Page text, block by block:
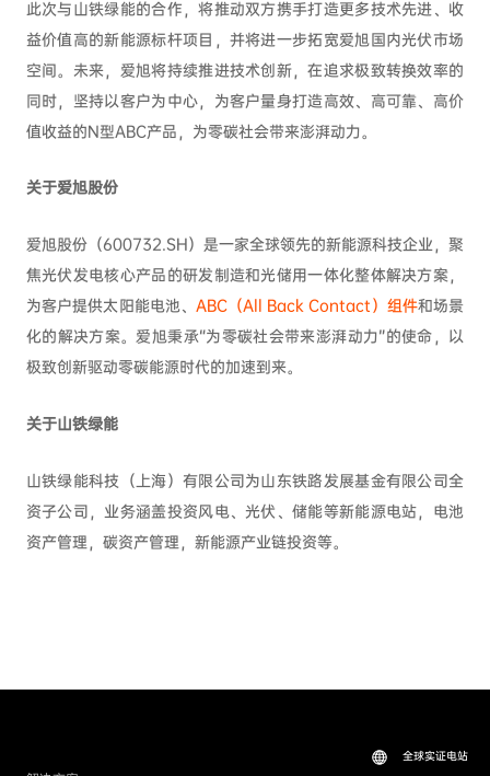
此次与山铁绿能的合作，将推动双方携手打造更多技术先进、收
益价值高的新能源标杆项目，并将进一步拓宽爱旭国内光伏市场
空间。未来，爱旭将持续推进技术创新，在追求极致转换效率的
同时，坚持以客户为中心，为客户量身打造高效、高可靠、高价
值收益的N型ABC产品，为零碳社会带来澎湃动力。
关于爱旭股份
爱旭股份（600732.SH）是一家全球领先的新能源科技企业，聚
焦光伏发电核心产品的研发制造和光储用一体化整体解决方案，
为客户提供太阳能电池、ABC（All Back Contact）组件和场景
化的解决方案。爱旭秉承“为零碳社会带来澎湃动力”的使命，以
极致创新驱动零碳能源时代的加速到来。
关于山铁绿能
山铁绿能科技（上海）有限公司为山东铁路发展基金有限公司全
资子公司，业务涵盖投资风电、光伏、储能等新能源电站，电池
资产管理，碳资产管理，新能源产业链投资等。
全球实证电站